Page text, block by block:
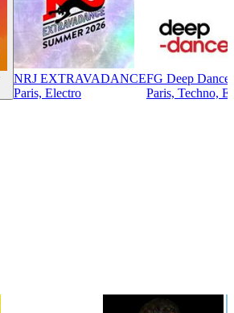
NRJ EXTRAVADANCE
Paris, Electro
FG Deep Dance
Paris, Techno,